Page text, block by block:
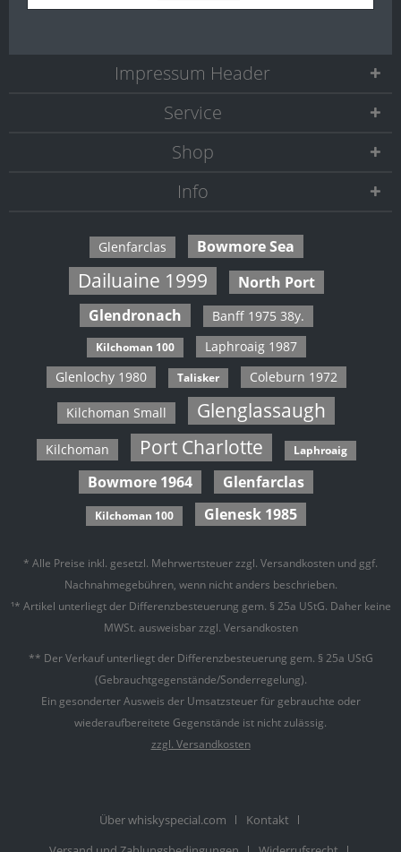
Service
Shop
Info
Impressum Header
Glenfarclas Bowmore Sea
Dailuaine 1999
North Port
Glendronach
Banff 1975 38y.
Kilchoman 100
Laphroaig 1987
Glenlochy 1980
Talisker Coleburn 1972
Kilchoman Small Glenglassaugh
Kilchoman Port Charlotte Laphroaig
Bowmore 1964 Glenfarclas
Kilchoman 100 Glenesk 1985
* Alle Preise inkl. gesetzl. Mehrwertsteuer zzgl. Versandkosten und ggf.
Nachnahmegebühren, wenn nicht anders beschrieben.
¹* Artikel unterliegt der Differenzbesteuerung gem. § 25a UStG. Daher keine
MWSt. ausweisbar zzgl. Versandkosten
** Der Verkauf unterliegt der Differenzbesteuerung gem. § 25a UStG
(Gebrauchtgegenstände/Sonderregelung).
Ein gesonderter Ausweis der Umsatzsteuer für gebrauchte oder
wiederaufbereitete Gegenstände ist nicht zulässig.
zzgl. Versandkosten
Über whiskyspecial.com
Kontakt